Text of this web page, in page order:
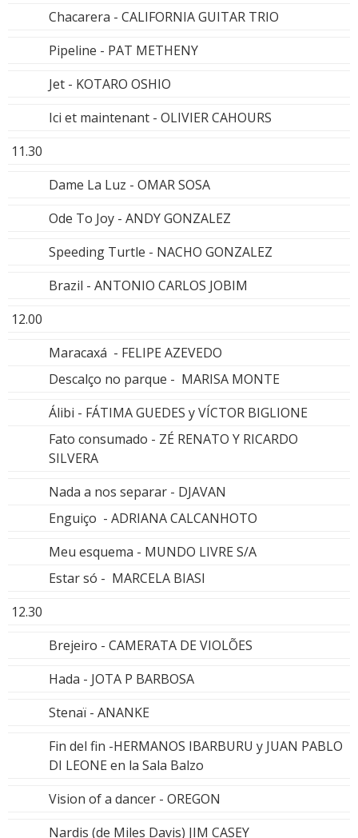
Chacarera - CALIFORNIA GUITAR TRIO
Pipeline - PAT METHENY
Jet - KOTARO OSHIO
Ici et maintenant - OLIVIER CAHOURS
11.30
Dame La Luz - OMAR SOSA
Ode To Joy - ANDY GONZALEZ
Speeding Turtle - NACHO GONZALEZ
Brazil - ANTONIO CARLOS JOBIM
12.00
Maracaxá - FELIPE AZEVEDO
Descalço no parque - MARISA MONTE
Álibi - FÁTIMA GUEDES y VÍCTOR BIGLIONE
Fato consumado - ZÉ RENATO Y RICARDO
SILVERA
Nada a nos separar - DJAVAN
Enguiço - ADRIANA CALCANHOTO
Meu esquema - MUNDO LIVRE S/A
Estar só - MARCELA BIASI
12.30
Brejeiro - CAMERATA DE VIOLÕES
Hada - JOTA P BARBOSA
Stenaï - ANANKE
Fin del fin -HERMANOS IBARBURU y JUAN PABLO
DI LEONE en la Sala Balzo
Vision of a dancer - OREGON
Nardis (de Miles Davis) JIM CASEY